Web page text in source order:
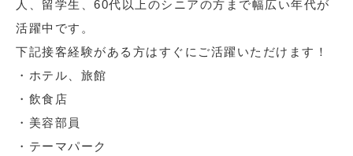
人、留学生、60代以上のシニアの方まで幅広い年代が
活躍中です。
下記接客経験がある方はすぐにご活躍いただけます！
・ホテル、旅館
・飲食店
・美容部員
・テーマパーク